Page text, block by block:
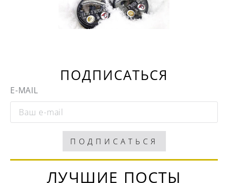
ПОДПИСАТЬСЯ
E-MAIL
ПОДПИСАТЬСЯ
ЛУЧШИЕ ПОСТЫ